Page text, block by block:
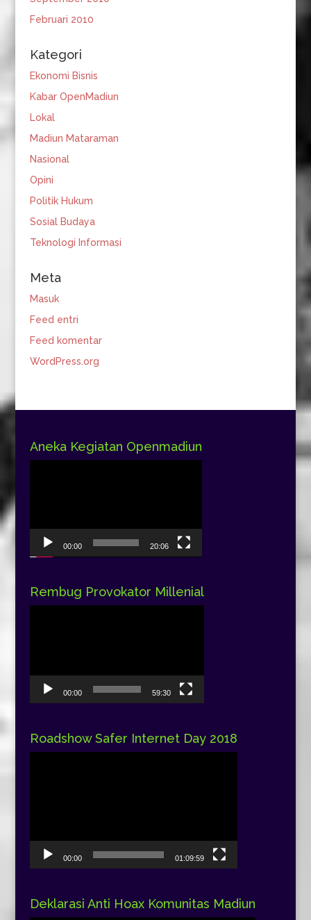
Februari 2010
Kategori
Ekonomi Bisnis
Kabar OpenMadiun
Lokal
Madiun Mataraman
Nasional
Opini
Politik Hukum
Sosial Budaya
Teknologi Informasi
Meta
Masuk
Feed entri
Feed komentar
WordPress.org
Aneka Kegiatan Openmadiun
00:00 20:06
Rembug Provokator Millenial
00:00 59:30
Roadshow Safer Internet Day 2018
00:00 01:09:59
Deklarasi Anti Hoax Komunitas Madiun